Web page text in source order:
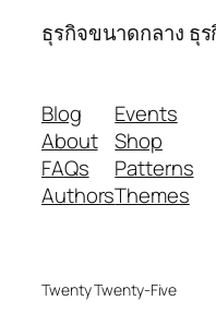
ธุรกิจขนาดกลาง ธุ
Blog
About
FAQs
Authors
Events
Shop
Patterns
Themes
Twenty Twenty-Five